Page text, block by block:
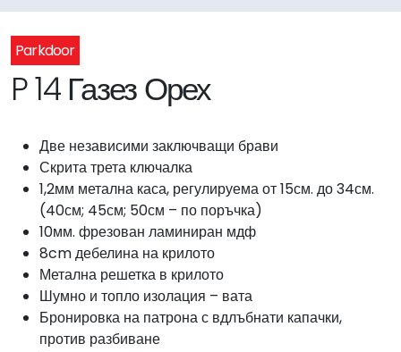
Parkdoor
P 14 Газез Орех
Две независими заключващи брави
Скрита трета ключалка
1,2мм метална каса, регулируема от 15см. до 34см.
(40см; 45см; 50см – по поръчка)
10мм. фрезован ламиниран мдф
8cm дебелина на крилото
Метална решетка в крилото
Шумно и топло изолация – вата
Бронировка на патрона с вдлъбнати капачки,
против разбиване